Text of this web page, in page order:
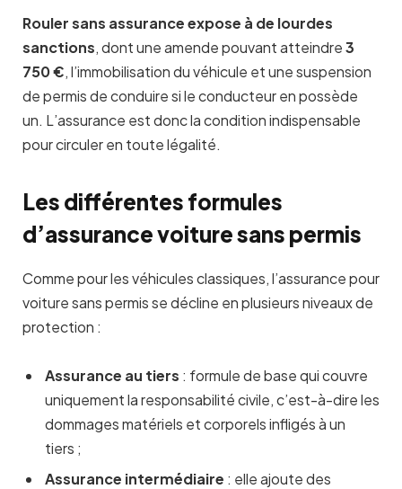
Rouler sans assurance expose à de lourdes
sanctions, dont une amende pouvant atteindre3
750 €, l’immobilisation du véhicule et une suspension
de permis de conduire si le conducteur en possède
un. L’assurance est donc la condition indispensable
pour circuler en toute légalité.
Les différentes formules
d’assurance voiture sans permis
Comme pour les véhicules classiques, l’assurance pour
voiture sans permis se décline en plusieurs niveaux de
protection :
Assurance au tiers : formule de base qui couvre
uniquement la responsabilité civile, c’est-à-dire les
dommages matériels et corporels infligés à un
tiers ;
Assurance intermédiaire : elle ajoute des